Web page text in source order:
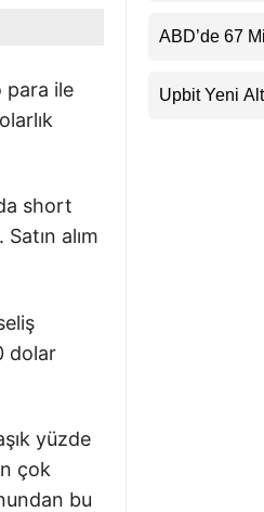
para ile
short
alım
dolar
yüzde
çok
bu
Beklentisini
ABD’de 67
Upbit Yeni